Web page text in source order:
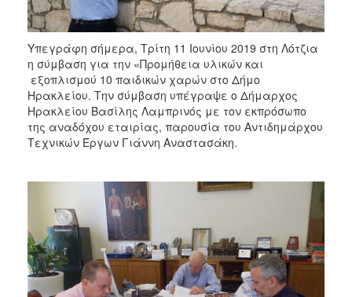
ΔΗΜΟΤΗΣ
ΕΠΙΣΚΕΠΤΗΣ
ΗΡΑΚΛΕΙΟ
Υπεγράφη σήμερα, Τρίτη 11 Ιουνίου 2019 στη Λότζια
η σύμβαση για την «Προμήθεια υλικών και
εξοπλισμού 10 παιδικών χαρών στο Δήμο
Ηρακλείου. Την σύμβαση υπέγραψε ο Δήμαρχος
Ηρακλείου Βασίλης Λαμπρινός με τον εκπρόσωπο
της αναδόχου εταιρίας, παρουσία του Αντιδημάρχου
Τεχνικών Έργων Γιάννη Αναστασάκη.